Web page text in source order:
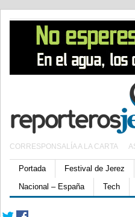
CORRESPONSALÍA A LA CARTA
Portada Festival de Jerez
Nacional – España
Tech